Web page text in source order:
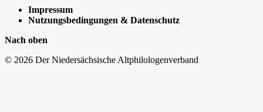
Impressum
Nutzungsbedingungen & Datenschutz
Nach oben
© 2026 Der Niedersächsische Altphilologenverband